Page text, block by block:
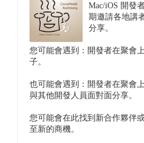
Mac/iOS 開發
期邀請各地講
分享。
您可能會遇到：開發者在聚會
子。
也可能會遇到：開發者在聚會
與其他開發人員面對面分享。
您可能會在此找到新合作夥伴
至新的商機。